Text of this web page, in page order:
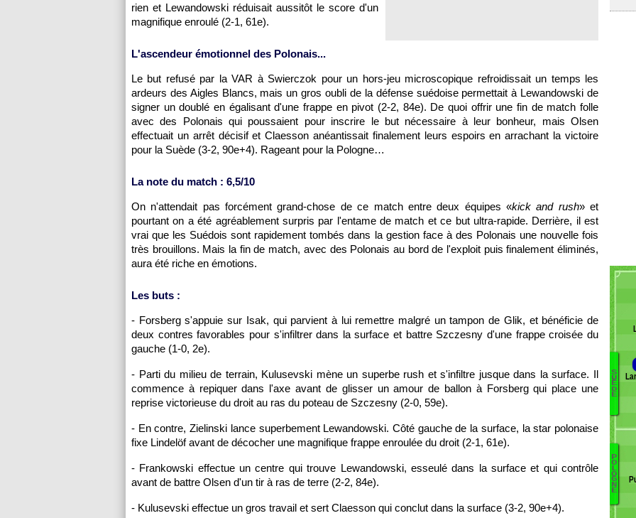
rien et Lewandowski réduisait aussitôt le score d'un
magnifique enroulé (2-1, 61e).
L'ascendeur émotionnel des Polonais...
Le but refusé par la VAR à Swierczok pour un hors-jeu microscopique refroidissait un temps les
ardeurs des Aigles Blancs, mais un gros oubli de la défense suédoise permettait à Lewandowski de
signer un doublé en égalisant d'une frappe en pivot (2-2, 84e). De quoi offrir une fin de match folle
avec des Polonais qui poussaient pour inscrire le but nécessaire à leur bonheur, mais Olsen
effectuait un arrêt décisif et Claesson anéantissait finalement leurs espoirs en arrachant la victoire
pour la Suède (3-2, 90e+4). Rageant pour la Pologne…
La note du match : 6,5/10
On n'attendait pas forcément grand-chose de ce match entre deux équipes «kick and rush» et
pourtant on a été agréablement surpris par l'entame de match et ce but ultra-rapide. Derrière, il est
vrai que les Suédois sont rapidement tombés dans la gestion face à des Polonais une nouvelle fois
très brouillons. Mais la fin de match, avec des Polonais au bord de l'exploit puis finalement éliminés,
aura été riche en émotions.
Les buts :
- Forsberg s'appuie sur Isak, qui parvient à lui remettre malgré un tampon de Glik, et bénéficie de
deux contres favorables pour s'infiltrer dans la surface et battre Szczesny d'une frappe croisée du
gauche (1-0, 2e).
- Parti du milieu de terrain, Kulusevski mène un superbe rush et s'infiltre jusque dans la surface. Il
commence à repiquer dans l'axe avant de glisser un amour de ballon à Forsberg qui place une
reprise victorieuse du droit au ras du poteau de Szczesny (2-0, 59e).
- En contre, Zielinski lance superbement Lewandowski. Côté gauche de la surface, la star polonaise
fixe Lindelöf avant de décocher une magnifique frappe enroulée du droit (2-1, 61e).
- Frankowski effectue un centre qui trouve Lewandowski, esseulé dans la surface et qui contrôle
avant de battre Olsen d'un tir à ras de terre (2-2, 84e).
- Kulusevski effectue un gros travail et sert Claesson qui conclut dans la surface (3-2, 90e+4).
S
U
È
D
E
P
O
L
O
G
N
E